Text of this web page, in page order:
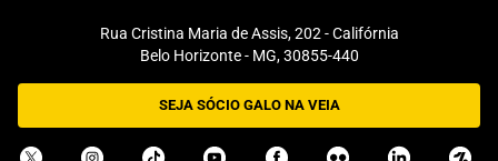
Rua Cristina Maria de Assis, 202 - Califórnia
Belo Horizonte - MG, 30855-440
SEJA SÓCIO GALO NA VEIA